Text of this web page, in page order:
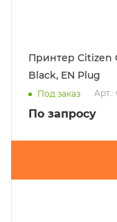
Принтер Citizen
Black, EN Plug
Под заказ Арт.:
По запросу